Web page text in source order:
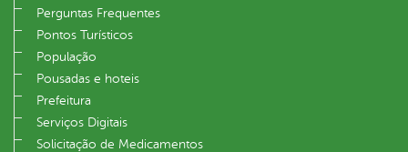
Perguntas Frequentes
Pontos Turísticos
População
Pousadas e hoteis
Prefeitura
Serviços Digitais
Solicitação de Medicamentos